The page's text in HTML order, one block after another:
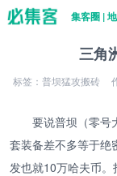
集客圈 |
三角
标签：普坝猛攻搬砖
要说普坝（零号
套装备差不多等于绝
发也就10万哈夫币